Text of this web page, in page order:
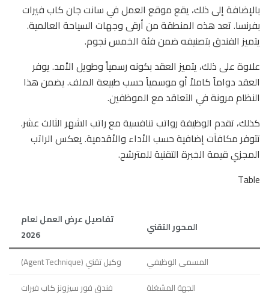
بالإضافة إلى ذلك، يقع موقع العمل في سانت جان كاب فيرات
بفرنسا. تعد هذه المنطقة من أرقى وجهات السياحة العالمية.
يتميز الفندق بتصنيفه ضمن فئة الخمس نجوم.
علاوة على ذلك، يتميز العقد بكونه رسمياً وطويل الأمد. يوفر
العقد دواماً كاملاً أو موسمياً حسب طبيعة الملف. يضمن هذا
النظام مرونة في التعاقد مع الموظفين.
كذلك، تقدم الوظيفة رواتب تنافسية مع راتب الشهر الثالث عشر.
تتوفر مكافآت إضافية حسب الأداء والأقدمية. يعكس الراتب
المجزي قيمة الخبرة التقنية للمترشح.
Table
المحور التقني
تفاصيل عرض العمل لعام
2026
المسمى الوظيفي
وكيل تقني (Agent Technique)
الجهة المشغلة
فندق فور سيزونز كاب فيرات